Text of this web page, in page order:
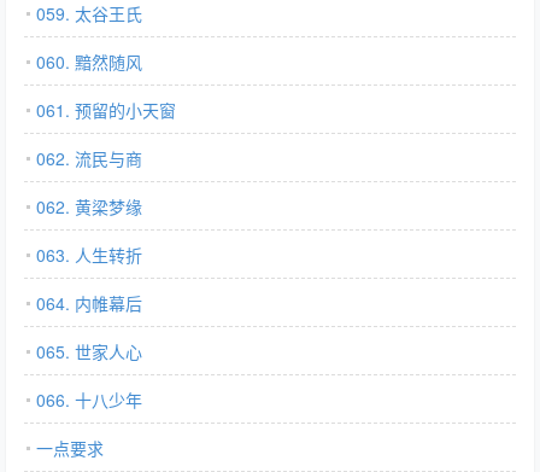
059. 太谷王氏
060. 黯然随风
061. 预留的小天窗
062. 流民与商
062. 黄梁梦缘
063. 人生转折
064. 内帷幕后
065. 世家人心
066. 十八少年
一点要求